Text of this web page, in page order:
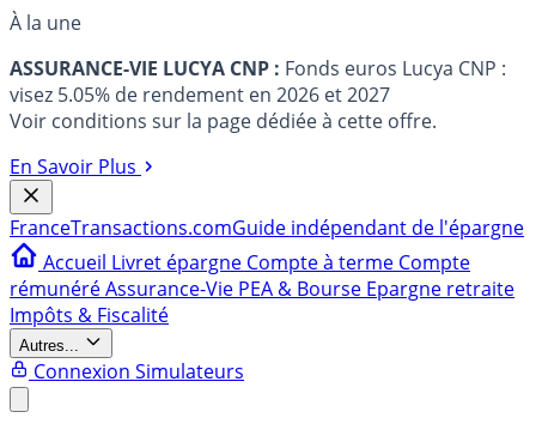
À la une
ASSURANCE-VIE LUCYA CNP : Fonds euros Lucya CNP :
visez 5.05% de rendement en 2026 et 2027
Voir conditions sur la page dédiée à cette offre.
En Savoir Plus
FranceTransactions.comGuide indépendant de l'épargne
Accueil Livret épargne Compte à terme Compte
rémunéréAssurance-Vie PEA & Bourse Epargne retraite
Impôts & Fiscalité
Autres...
Connexion Simulateurs